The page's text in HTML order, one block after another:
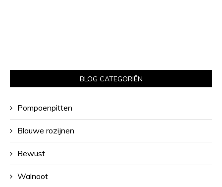
BLOG CATEGORIËN
Pompoenpitten
Blauwe rozijnen
Bewust
Walnoot